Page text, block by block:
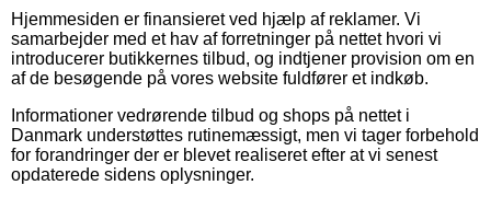
Hjemmesiden er finansieret ved hjælp af reklamer. Vi
samarbejder med et hav af forretninger på nettet hvori vi
introducerer butikkernes tilbud, og indtjener provision om en
af de besøgende på vores website fuldfører et indkøb.
Informationer vedrørende tilbud og shops på nettet i
Danmark understøttes rutinemæssigt, men vi tager forbehold
for forandringer der er blevet realiseret efter at vi senest
opdaterede sidens oplysninger.